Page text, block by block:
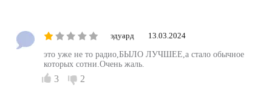
эдуард 13.03.2024
это уже не то радио,БЫЛО ЛУЧШЕЕ,а стало обычное
которых сотни.Очень жаль.
3 2